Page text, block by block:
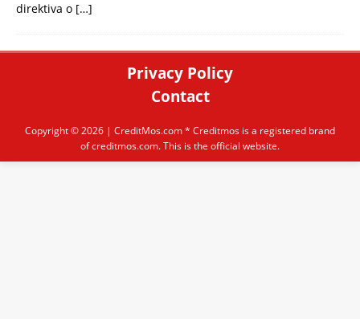
direktiva o […]
Privacy Policy
Contact
Copyright © 2026 | CreditMos.com* Creditmos is a registered brand
of creditmos.com. This is the official website.